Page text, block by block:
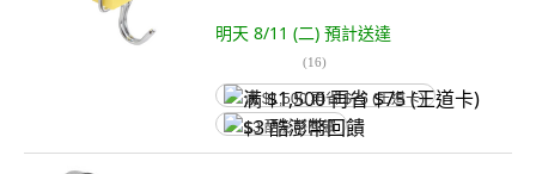
明天 8/11 (二) 預計送達
(16)
满 $1,500 再省 $75 (王道卡)
$3 酷澎幣回饋